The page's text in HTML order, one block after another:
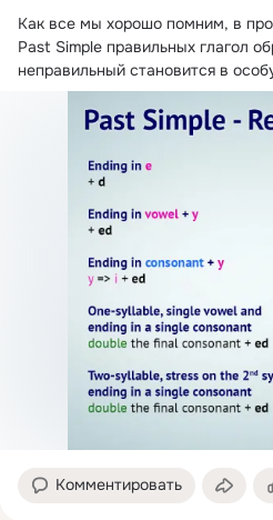
Как все мы хорошо помним, в
Past Simple правильных глагол
неправильный становится в
Комментировать